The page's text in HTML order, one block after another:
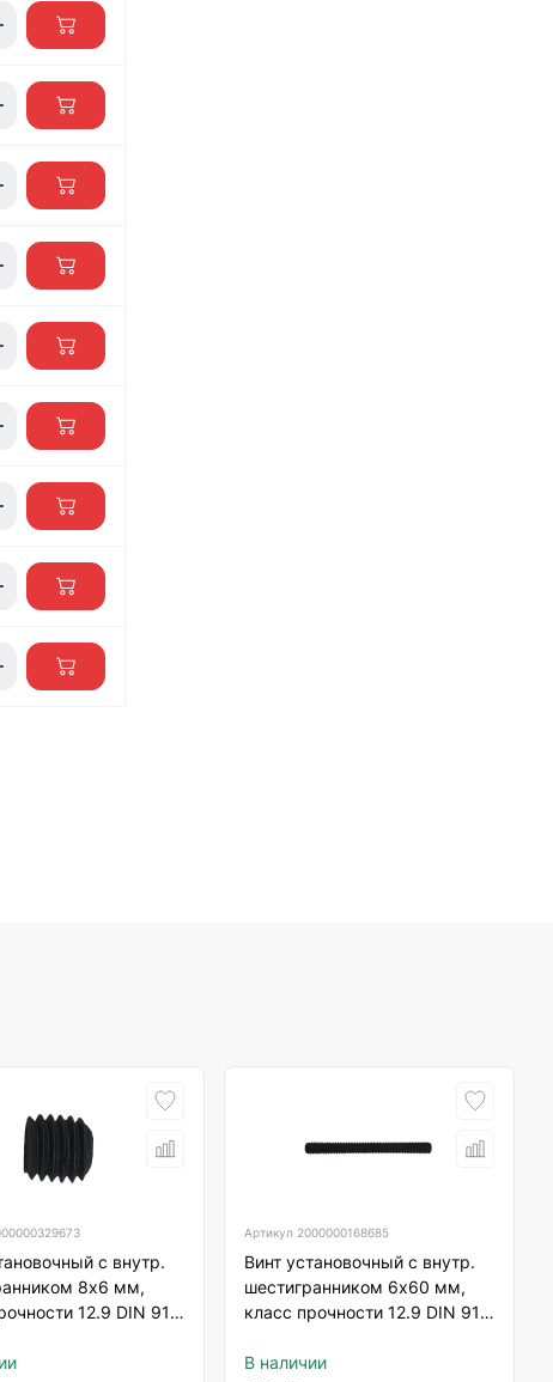
с внутр.
8х6 мм,
12.9 DIN 913
Артикул 2000000168685
Винт установочный с внутр.
шестигранником 6х60 мм,
класс прочности 12.9 DIN 913
В наличии